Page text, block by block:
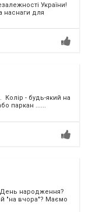
України!
наснаги для
Колір - будь-який на
паркан ......
День народження?
"на вчора"? Маємо